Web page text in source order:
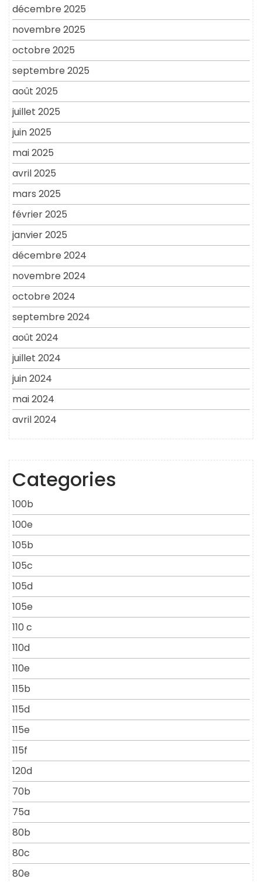
décembre 2025
novembre 2025
octobre 2025
septembre 2025
août 2025
juillet 2025
juin 2025
mai 2025
avril 2025
mars 2025
février 2025
janvier 2025
décembre 2024
novembre 2024
octobre 2024
septembre 2024
août 2024
juillet 2024
juin 2024
mai 2024
avril 2024
Categories
100b
100e
105b
105c
105d
105e
110 c
110d
110e
115b
115d
115e
115f
120d
70b
75a
80b
80c
80e